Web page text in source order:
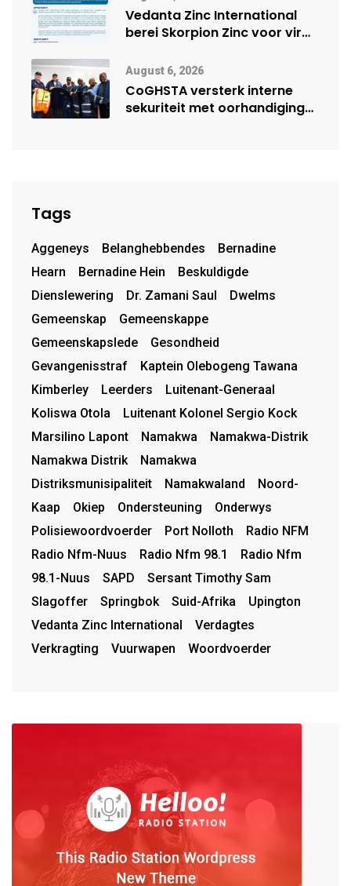
Vedanta Zinc International
berei Skorpion Zinc voor vir
August 6, 2026
CoGHSTA versterk interne
sekuriteit met oorhandiging
Tags
Aggeneys Belanghebbendes
Bernadine
Hearn
Bernadine Hein
Beskuldigde
Dienslewering
Dr. Zamani Saul
Dwelms
Gemeenskap
Gemeenskappe
Gemeenskapslede
Gesondheid
Gevangenisstraf
Kaptein Olebogeng Tawana
Kimberley
Leerders
Luitenant-Generaal
Koliswa Otola
Luitenant Kolonel Sergio Kock
Marsilino Lapont
Namakwa
Namakwa-Distrik
Namakwa Distrik
Namakwa
Distriksmunisipaliteit
Namakwaland
Noord-
Kaap
Okiep Ondersteuning
Onderwys
Polisiewoordvoerder
Port Nolloth
Radio NFM
Radio Nfm-Nuus
Radio Nfm 98.1
Radio Nfm
98.1-Nuus
SAPD
Sersant Timothy Sam
Slagoffer
Springbok Suid-Afrika
Upington
Vedanta Zinc International
Verdagtes
Verkragting
Vuurwapen Woordvoerder